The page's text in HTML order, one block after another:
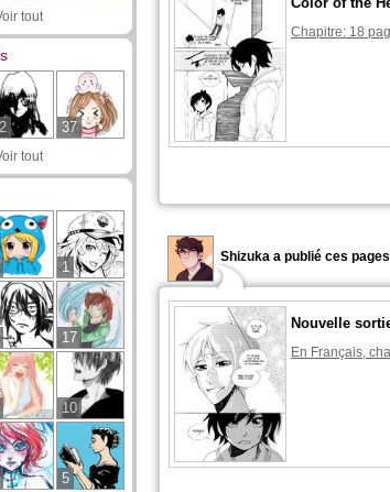
tout
37
tout
1
17
10
5
Chapitre: 18
Shizuka a publié ces
Nouvelle
En Français,